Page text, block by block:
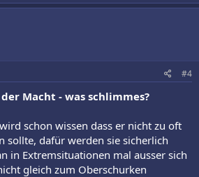
#4
Macht - was schlimmes?
schon wissen dass er nicht zu oft
sollte, dafür werden sie sicherlich
in Extremsituationen mal ausser sich
gleich zum Oberschurken